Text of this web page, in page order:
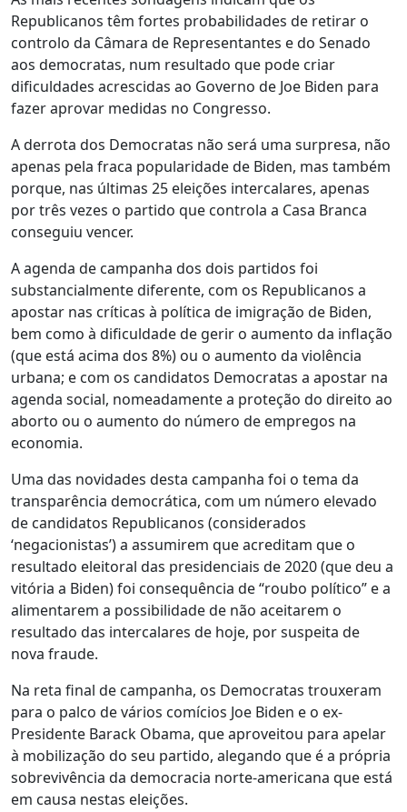
Republicanos têm fortes probabilidades de retirar o
controlo da Câmara de Representantes e do Senado
aos democratas, num resultado que pode criar
dificuldades acrescidas ao Governo de Joe Biden para
fazer aprovar medidas no Congresso.
A derrota dos Democratas não será uma surpresa, não
apenas pela fraca popularidade de Biden, mas também
porque, nas últimas 25 eleições intercalares, apenas
por três vezes o partido que controla a Casa Branca
conseguiu vencer.
A agenda de campanha dos dois partidos foi
substancialmente diferente, com os Republicanos a
apostar nas críticas à política de imigração de Biden,
bem como à dificuldade de gerir o aumento da inflação
(que está acima dos 8%) ou o aumento da violência
urbana; e com os candidatos Democratas a apostar na
agenda social, nomeadamente a proteção do direito ao
aborto ou o aumento do número de empregos na
economia.
Uma das novidades desta campanha foi o tema da
transparência democrática, com um número elevado
de candidatos Republicanos (considerados
‘negacionistas’) a assumirem que acreditam que o
resultado eleitoral das presidenciais de 2020 (que deu a
vitória a Biden) foi consequência de “roubo político” e a
alimentarem a possibilidade de não aceitarem o
resultado das intercalares de hoje, por suspeita de
nova fraude.
Na reta final de campanha, os Democratas trouxeram
para o palco de vários comícios Joe Biden e o ex-
Presidente Barack Obama, que aproveitou para apelar
à mobilização do seu partido, alegando que é a própria
sobrevivência da democracia norte-americana que está
em causa nestas eleições.